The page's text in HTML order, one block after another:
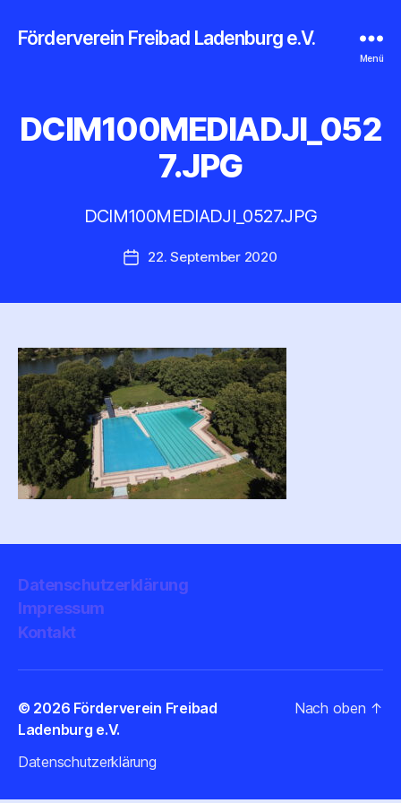
Förderverein Freibad Ladenburg e.V.
Menü
DCIM100MEDIADJI_052
7.JPG
DCIM100MEDIADJI_0527.JPG
Beitragsautor
V
o
i
Veröffentlichungsdatum
22. September 2020
Datenschutzerklärung
Impressum
Kontakt
© 2026 Förderverein Freibad
Ladenburg e.V.
Datenschutzerklärung
Nach oben ↑